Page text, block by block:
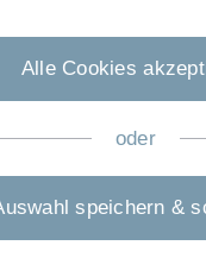
Alle Cookies
oder
speichern &